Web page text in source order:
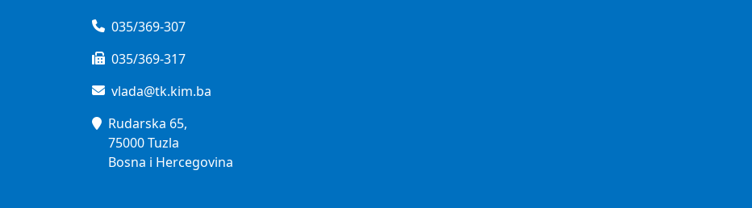
035/369-307
035/369-317
vlada@tk.kim.ba
Rudarska 65,
75000 Tuzla
Bosna i Hercegovina